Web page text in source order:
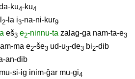
ku4-ku4
2-la i3-na-ni-kur9
eš3 e2-ninnu-ta zalag-ga nam-ta-e3
ma e2-še3 ud-u3-de3 bi2-dib
an-dib
mu-si-ig inim-ĝar mu-gi4